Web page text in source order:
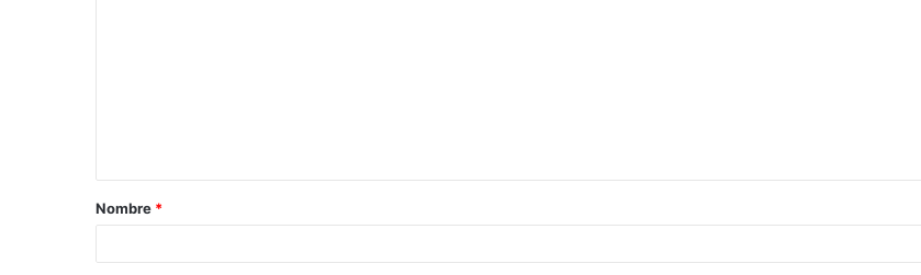
a
r
Nombre *